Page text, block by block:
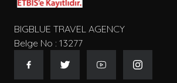
BIGBLUE TRAVEL AGENCY
Belge No : 13277